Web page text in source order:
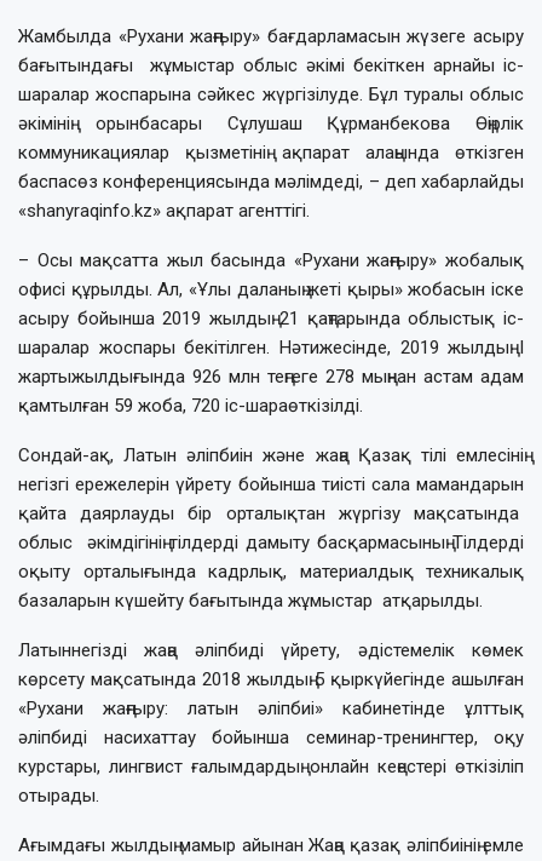
Жамбылда «Рухани жаңғыру» бағдарламасын жүзеге асыру
бағытындағы жұмыстар облыс әкімі бекіткен арнайы іс-
шаралар жоспарына сәйкес жүргізілуде. Бұл туралы облыс
әкімінің орынбасары Сұлушаш Құрманбекова Өңірлік
коммуникациялар қызметінің ақпарат алаңында өткізген
баспасөз конференциясында мәлімдеді, – деп хабарлайды
«shanyraqinfo.kz» ақпарат агенттігі.
– Осы мақсатта жыл басында «Рухани жаңғыру» жобалық
офисі құрылды. Ал, «Ұлы даланың жеті қыры» жобасын іске
асыру бойынша 2019 жылдың 21 қаңтарында облыстық іс-
шаралар жоспары бекітілген. Нәтижесінде, 2019 жылдың І
жартыжылдығында 926 млн теңгеге 278 мыңнан астам адам
қамтылған 59 жоба, 720 іс-шараөткізілді.
Сондай-ақ, Латын әліпбиін және жаңа Қазақ тілі емлесінің
негізгі ережелерін үйрету бойынша тиісті сала мамандарын
қайта даярлауды бір орталықтан жүргізу мақсатында
облыс әкімдігінің тілдерді дамыту басқармасының Тілдерді
оқыту орталығында кадрлық, материалдық техникалық
базаларын күшейту бағытында жұмыстар атқарылды.
Латыннегізді жаңа әліпбиді үйрету, әдістемелік көмек
көрсету мақсатында 2018 жылдың 5 қыркүйегінде ашылған
«Рухани жаңғыру: латын әліпбиі» кабинетінде ұлттық
әліпбиді насихаттау бойынша семинар-тренингтер, оқу
курстары, лингвист ғалымдардың онлайн кеңестері өткізіліп
отырады.
Ағымдағы жылдың мамыр айынан Жаңа қазақ әліпбиінің емле